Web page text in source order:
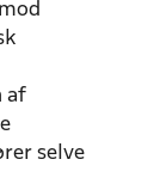
af
selve